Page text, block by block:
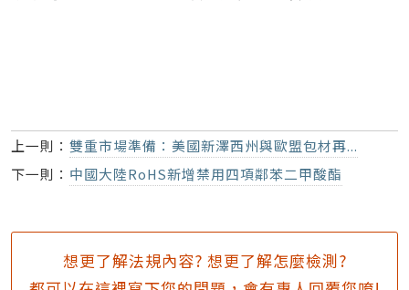
上一則： 雙重市場準備：美國新澤西州與歐盟包材再...
下一則： 中國大陸RoHS新增禁用四項鄰苯二甲酸酯
想更了解法規內容? 想更了解怎麼檢測?